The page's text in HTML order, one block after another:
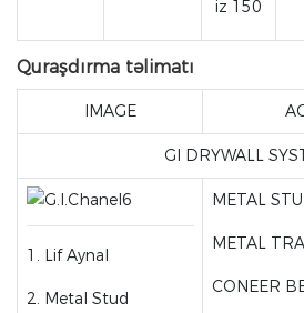
iz 150
Quraşdırma təlimatı
IMAGE
GI DRYWALL
1. Lif Aynal
2. Metal Stud
METAL
METAL
CONEER